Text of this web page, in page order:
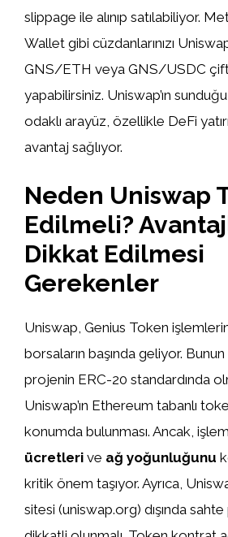
slippage ile alınıp satılabiliyor.
Wallet gibi cüzdanlarınızı
GNS/ETH veya GNS/USDC
yapabilirsiniz. Uniswap’ın
odaklı arayüz, özellikle DeFi
avantaj sağlıyor.
Neden Uniswap
Edilmeli?
Dikkat Edilmesi
Gerekenler
Uniswap, Genius Token
borsaların başında geliyor.
projenin ERC-20 standardında
Uniswap’ın Ethereum tabanlı
konumda bulunması. Ancak,
ücretleri ve ağ yoğunluğunu
kritik önem taşıyor. Ayrıca,
sitesi (uniswap.org) dışında